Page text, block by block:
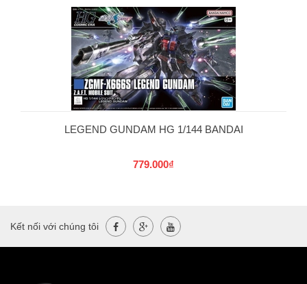
LEGEND GUNDAM HG 1/144 BANDAI
779.000₫
Kết nối với chúng tôi